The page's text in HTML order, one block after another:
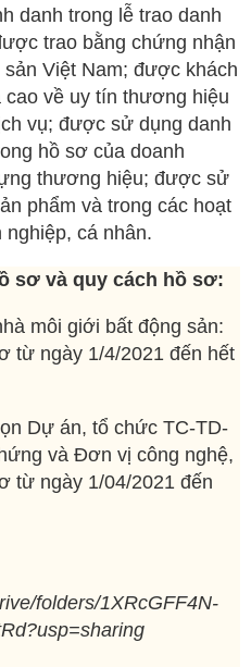
danh trong lễ trao danh
trao bằng chứng nhận
Việt Nam; được khách
cao về uy tín thương hiệu
vụ; được sử dụng danh
hồ sơ của doanh
thương hiệu; được sử
phẩm và trong các hoạt
nghiệp, cá nhân.
sơ và quy cách hồ sơ:
môi giới bất động sản:
từ ngày 1/4/2021 đến hết
Dự án, tổ chức TC-TD-
và Đơn vị công nghệ,
từ ngày 1/04/2021 đến
folders/1XRcGFF4N-